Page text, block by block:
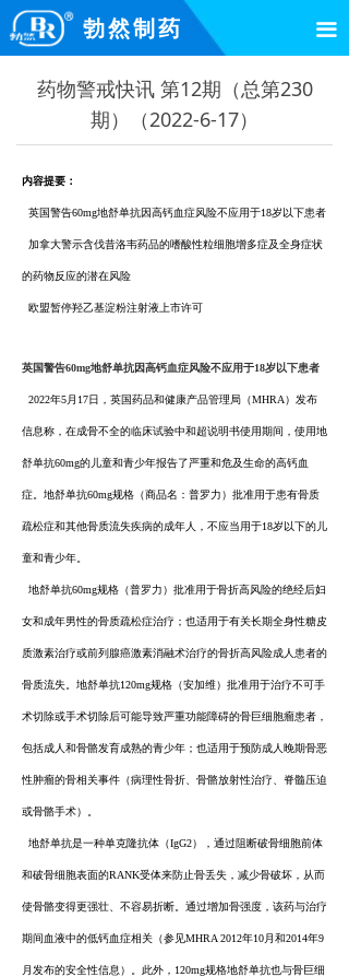
勃然制药 끀
药物警戒快讯 第12期（总第230
期）（2022-6-17）
内容提要：
英国警告60mg地舒单抗因高钙血症风险不应用于18岁以下患者
加拿大警示含伐昔洛韦药品的嗜酸性粒细胞增多症及全身症状
的药物反应的潜在风险
欧盟暂停羟乙基淀粉注射液上市许可
英国警告60mg地舒单抗因高钙血症风险不应用于18岁以下患者
2022年5月17日，英国药品和健康产品管理局（MHRA）发布
信息称，在成骨不全的临床试验中和超说明书使用期间，使用地
舒单抗60mg的儿童和青少年报告了严重和危及生命的高钙血
症。地舒单抗60mg规格（商品名：普罗力）批准用于患有骨质
疏松症和其他骨质流失疾病的成年人，不应当用于18岁以下的儿
童和青少年。
地舒单抗60mg规格（普罗力）批准用于骨折高风险的绝经后妇
女和成年男性的骨质疏松症治疗；也适用于有关长期全身性糖皮
质激素治疗或前列腺癌激素消融术治疗的骨折高风险成人患者的
骨质流失。地舒单抗120mg规格（安加维）批准用于治疗不可手
术切除或手术切除后可能导致严重功能障碍的骨巨细胞瘤患者，
包括成人和骨骼发育成熟的青少年；也适用于预防成人晚期骨恶
性肿瘤的骨相关事件（病理性骨折、骨骼放射性治疗、脊髓压迫
或骨骼手术）。
地舒单抗是一种单克隆抗体（IgG2），通过阻断破骨细胞前体
和破骨细胞表面的RANK受体来防止骨丢失，减少骨破坏，从而
使骨骼变得更强壮、不容易折断。通过增加骨强度，该药与治疗
期间血液中的低钙血症相关（参见MHRA 2012年10月和2014年9
月发布的安全性信息）。此外，120mg规格地舒单抗也与骨巨细